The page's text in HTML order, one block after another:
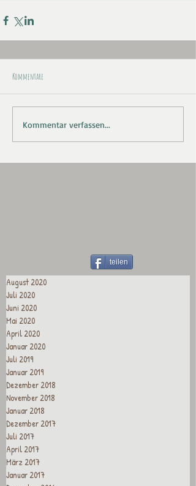
Kommentare
Kommentar verfassen...
teilen
August 2020
Juli 2020
Juni 2020
Mai 2020
April 2020
Januar 2020
Juli 2019
Januar 2019
Dezember 2018
November 2018
Januar 2018
Dezember 2017
Juli 2017
April 2017
März 2017
Januar 2017